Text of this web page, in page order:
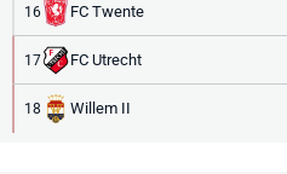
16 FC Twente
17 FC Utrecht
18 Willem II